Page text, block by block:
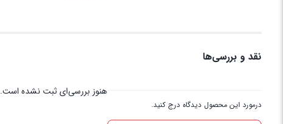
نقد و بررسی‌ها
درمورد این محصول دیدگاه درج کنید.
هنوز بررسی‌ای ثبت نشده است.